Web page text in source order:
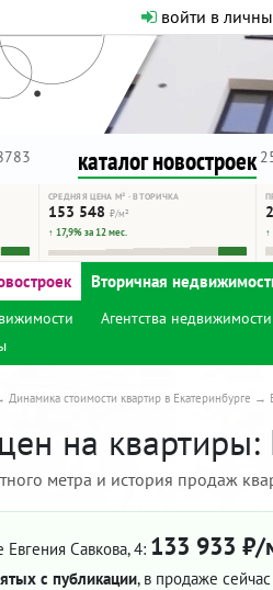
войти в
как он
каталог новостроек
СРЕДНЯЯ ЦЕНА М² · ВТОРИЧКА
153 548 ₽/м²
↑ 17,9% за 12 мес.
Вторичная
Агентства недвижимости
Динамика стоимости квартир в Екатеринбурге
на квартиры:
метра и история продаж
Савкова, 4: 133 933 ₽/
с публикации, в продаже